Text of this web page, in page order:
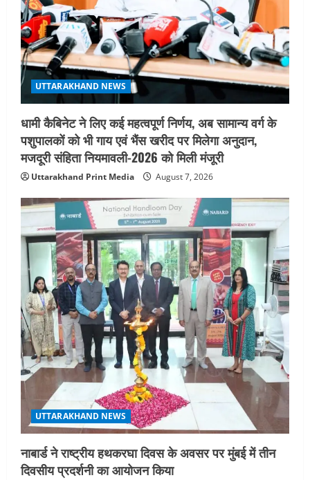
i
o
n
UTTARAKHAND NEWS
धामी कैबिनेट ने लिए कई महत्वपूर्ण निर्णय, अब सामान्य वर्ग के
पशुपालकों को भी गाय एवं भैंस खरीद पर मिलेगा अनुदान,
मजदूरी संहिता नियमावली-2026 को मिली मंजूरी
Uttarakhand Print Media August 7, 2026
UTTARAKHAND NEWS
नाबार्ड ने राष्ट्रीय हथकरघा दिवस के अवसर पर मुंबई में तीन
दिवसीय प्रदर्शनी का आयोजन किया